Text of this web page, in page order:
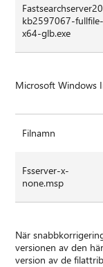
kb2597067-fullfile-
x64-glb.exe
Microsoft Windows
Filnamn
Fsserver-x-
none.msp
När
versionen av den
version av de